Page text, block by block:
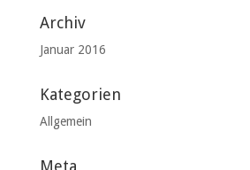
Archiv
Januar 2016
Kategorien
Allgemein
Meta